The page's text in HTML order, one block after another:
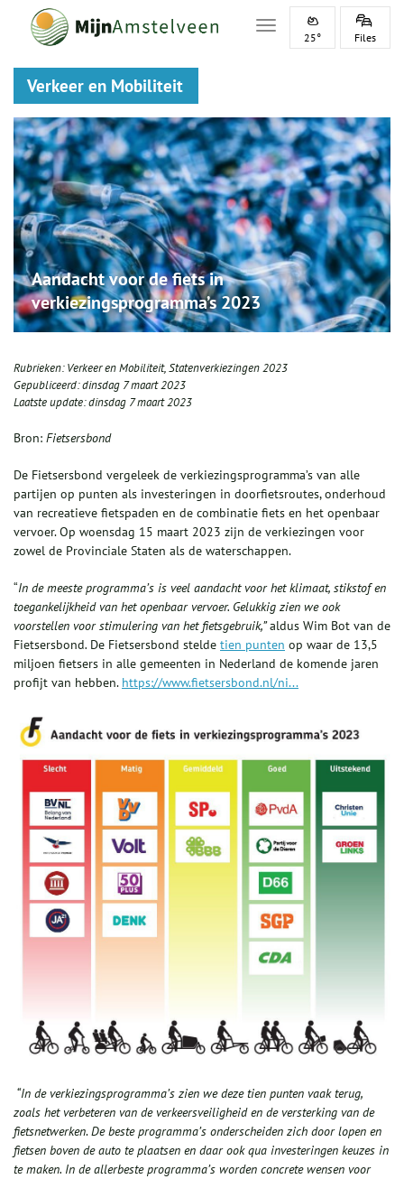
Toggle navigation
25° Files
Verkeer en Mobiliteit
Aandacht voor de fiets in
verkiezingsprogramma’s 2023
Rubrieken:Verkeer en Mobiliteit,Statenverkiezingen 2023
Gepubliceerd:dinsdag 7 maart 2023
Laatste update:dinsdag 7 maart 2023
Bron: Fietsersbond
De Fietsersbond vergeleek de verkiezingsprogramma’s van alle
partijen op punten als investeringen in doorfietsroutes, onderhoud
van recreatieve fietspaden en de combinatie fiets en het openbaar
vervoer. Op woensdag 15 maart 2023 zijn de verkiezingen voor
zowel de Provinciale Staten als de waterschappen.
“In de meeste programma’s is veel aandacht voor het klimaat, stikstof en
toegankelijkheid van het openbaar vervoer. Gelukkig zien we ook
voorstellen voor stimulering van het fietsgebruik,”aldus Wim Bot van de
Fietsersbond. De Fietsersbond stelde tien punten op waar de 13,5
miljoen fietsers in alle gemeenten in Nederland de komende jaren
profijt van hebben. https://www.fietsersbond.nl/ni...
“In de verkiezingsprogramma’s zien we deze tien punten vaak terug,
zoals het verbeteren van de verkeersveiligheid en de versterking van de
fietsnetwerken.De beste programma’s onderscheiden zich door lopen en
fietsen boven de auto te plaatsen en daar ook qua investeringen keuzes in
te maken. In de allerbeste programma’s worden concrete wensen voor